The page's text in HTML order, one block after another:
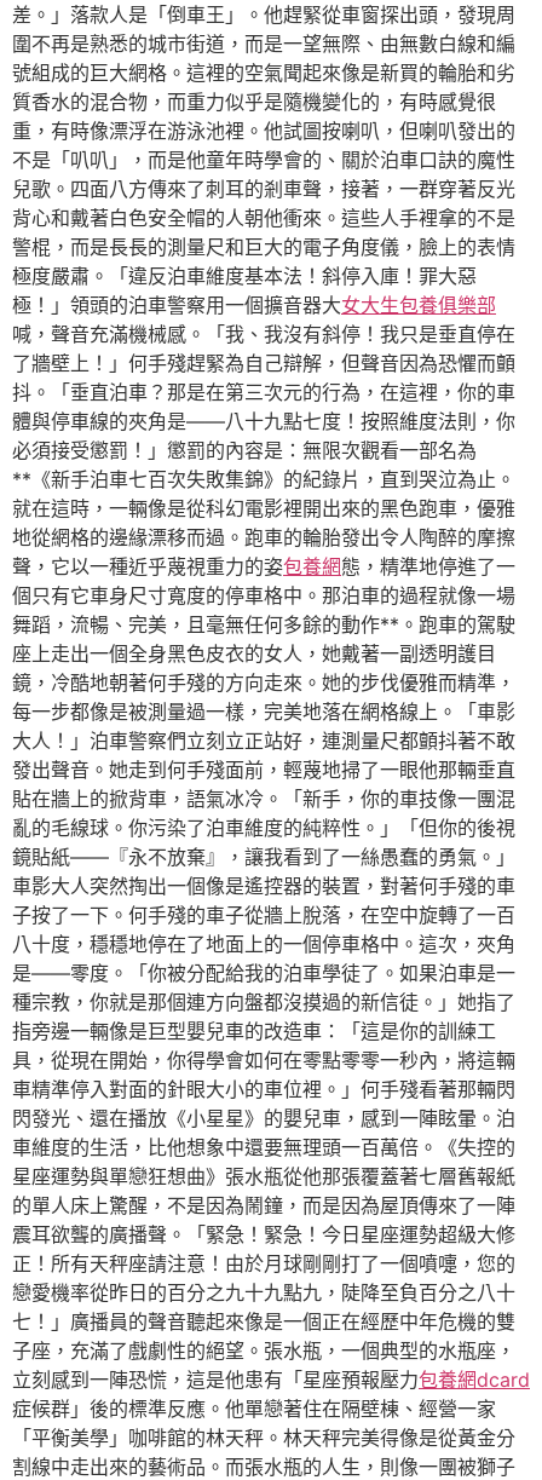
差。」落款人是「倒車王」。他趕緊從車窗探出頭，發現周
圍不再是熟悉的城市街道，而是一望無際、由無數白線和編
號組成的巨大網格。這裡的空氣聞起來像是新買的輪胎和劣
質香水的混合物，而重力似乎是隨機變化的，有時感覺很
重，有時像漂浮在游泳池裡。他試圖按喇叭，但喇叭發出的
不是「叭叭」，而是他童年時學會的、關於泊車口訣的魔性
兒歌。四面八方傳來了刺耳的剎車聲，接著，一群穿著反光
背心和戴著白色安全帽的人朝他衝來。這些人手裡拿的不是
警棍，而是長長的測量尺和巨大的電子角度儀，臉上的表情
極度嚴肅。「違反泊車維度基本法！斜停入庫！罪大惡
極！」領頭的泊車警察用一個擴音器大女大生包養俱樂部
喊，聲音充滿機械感。「我、我沒有斜停！我只是垂直停在
了牆壁上！」何手殘趕緊為自己辯解，但聲音因為恐懼而顫
抖。「垂直泊車？那是在第三次元的行為，在這裡，你的車
體與停車線的夾角是——八十九點七度！按照維度法則，你
必須接受懲罰！」懲罰的內容是：無限次觀看一部名為
**《新手泊車七百次失敗集錦》的紀錄片，直到哭泣為止。
就在這時，一輛像是從科幻電影裡開出來的黑色跑車，優雅
地從網格的邊緣漂移而過。跑車的輪胎發出令人陶醉的摩擦
聲，它以一種近乎蔑視重力的姿包養網態，精準地停進了一
個只有它車身尺寸寬度的停車格中。那泊車的過程就像一場
舞蹈，流暢、完美，且毫無任何多餘的動作**。跑車的駕駛
座上走出一個全身黑色皮衣的女人，她戴著一副透明護目
鏡，冷酷地朝著何手殘的方向走來。她的步伐優雅而精準，
每一步都像是被測量過一樣，完美地落在網格線上。「車影
大人！」泊車警察們立刻立正站好，連測量尺都顫抖著不敢
發出聲音。她走到何手殘面前，輕蔑地掃了一眼他那輛垂直
貼在牆上的掀背車，語氣冰冷。「新手，你的車技像一團混
亂的毛線球。你污染了泊車維度的純粹性。」「但你的後視
鏡貼紙——『永不放棄』，讓我看到了一絲愚蠢的勇氣。」
車影大人突然掏出一個像是遙控器的裝置，對著何手殘的車
子按了一下。何手殘的車子從牆上脫落，在空中旋轉了一百
八十度，穩穩地停在了地面上的一個停車格中。這次，夾角
是——零度。「你被分配給我的泊車學徒了。如果泊車是一
種宗教，你就是那個連方向盤都沒摸過的新信徒。」她指了
指旁邊一輛像是巨型嬰兒車的改造車：「這是你的訓練工
具，從現在開始，你得學會如何在零點零零一秒內，將這輛
車精準停入對面的針眼大小的車位裡。」何手殘看著那輛閃
閃發光、還在播放《小星星》的嬰兒車，感到一陣眩暈。泊
車維度的生活，比他想象中還要無理頭一百萬倍。《失控的
星座運勢與單戀狂想曲》張水瓶從他那張覆蓋著七層舊報紙
的單人床上驚醒，不是因為鬧鐘，而是因為屋頂傳來了一陣
震耳欲聾的廣播聲。「緊急！緊急！今日星座運勢超級大修
正！所有天秤座請注意！由於月球剛剛打了一個噴嚏，您的
戀愛機率從昨日的百分之九十九點九，陡降至負百分之八十
七！」廣播員的聲音聽起來像是一個正在經歷中年危機的雙
子座，充滿了戲劇性的絕望。張水瓶，一個典型的水瓶座，
立刻感到一陣恐慌，這是他患有「星座預報壓力包養網dcard
症候群」後的標準反應。他單戀著住在隔壁棟、經營一家
「平衡美學」咖啡館的林天秤。林天秤完美得像是從黃金分
割線中走出來的藝術品。而張水瓶的人生，則像一團被獅子